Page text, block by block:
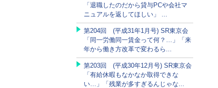
「退職したのだから貸与PCや会社マ
ニュアルを返してほしい」 ...
第204回 (平成31年1月号) SR東京会
「同一労働同一賃金って何？…」「来
年から働き方改革で変わるら...
第203回 (平成30年12月号) SR東京会
「有給休暇もなかなか取得できな
い…」「残業が多すぎるんじゃな...